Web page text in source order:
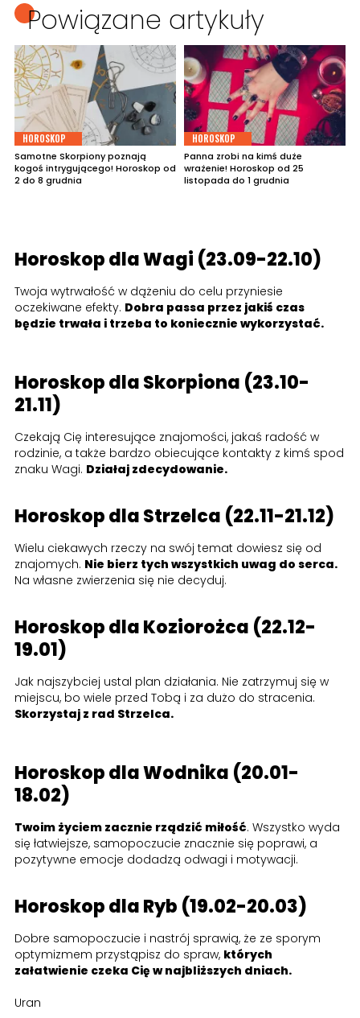
Powiązane artykuły
HOROSKOP
Samotne Skorpiony poznają
kogoś intrygującego! Horoskop od
2 do 8 grudnia
HOROSKOP
Panna zrobi na kimś duże
wrażenie! Horoskop od 25
listopada do 1 grudnia
Horoskop dla Wagi (23.09-22.10)
Twoja wytrwałość w dążeniu do celu przyniesie
oczekiwane efekty. Dobra passa przez jakiś czas
będzie trwała i trzeba to koniecznie wykorzystać.
Horoskop dla Skorpiona (23.10-
21.11)
Czekają Cię interesujące znajomości, jakaś radość w
rodzinie, a także bardzo obiecujące kontakty z kimś spod
znaku Wagi. Działaj zdecydowanie.
Horoskop dla Strzelca (22.11-21.12)
Wielu ciekawych rzeczy na swój temat dowiesz się od
znajomych. Nie bierz tych wszystkich uwag do serca.
Na własne zwierzenia się nie decyduj.
Horoskop dla Koziorożca (22.12-
19.01)
Jak najszybciej ustal plan działania. Nie zatrzymuj się w
miejscu, bo wiele przed Tobą i za dużo do stracenia.
Skorzystaj z rad Strzelca.
Horoskop dla Wodnika (20.01-
18.02)
Twoim życiem zacznie rządzić miłość. Wszystko wyda
się łatwiejsze, samopoczucie znacznie się poprawi, a
pozytywne emocje dodadzą odwagi i motywacji.
Horoskop dla Ryb (19.02-20.03)
Dobre samopoczucie i nastrój sprawią, że ze sporym
optymizmem przystąpisz do spraw, których
załatwienie czeka Cię w najbliższych dniach.
Uran